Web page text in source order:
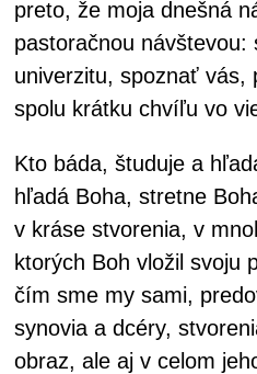
preto, že moja dnešná
pastoračnou návštevou:
univerzitu, spoznať
spolu krátku chvíľu vo
Kto báda, študuje a
hľadá Boha, stretne
v kráse stvorenia, v
ktorých Boh vložil svoju
čím sme my sami,
synovia a dcéry,
obraz, ale aj v celom